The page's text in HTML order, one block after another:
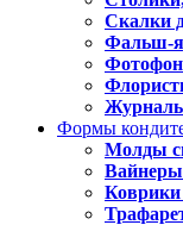
Скалки
Фальш-
Формы
Молды
Коврики